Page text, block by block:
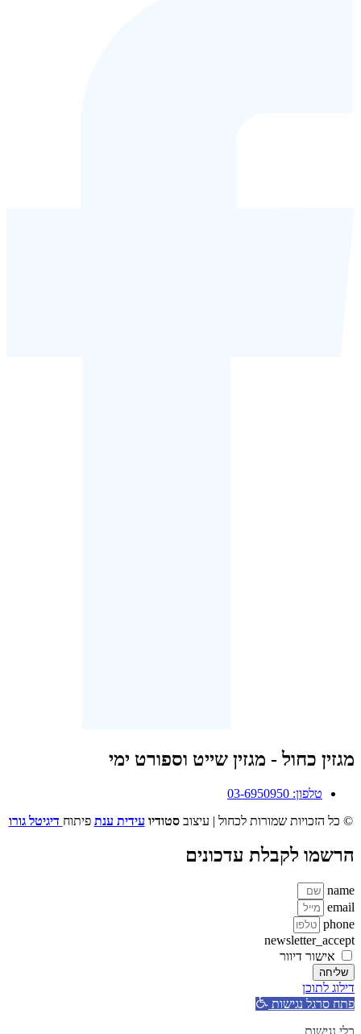
מגזין כחול - מגזין שייט וספורט ימי
טלפון: 03-6950950
© כל הזכויות שמורות לכחול | עיצובסטודיו עידית ענת פיתוח דיגיטל גורו
הרשמו לקבלת עדכונים
name
email
phone
newsletter_accept
אישור דיוור
שליחה
דילוג לתוכן
פתח סרגל נגישות
כלי נגישות